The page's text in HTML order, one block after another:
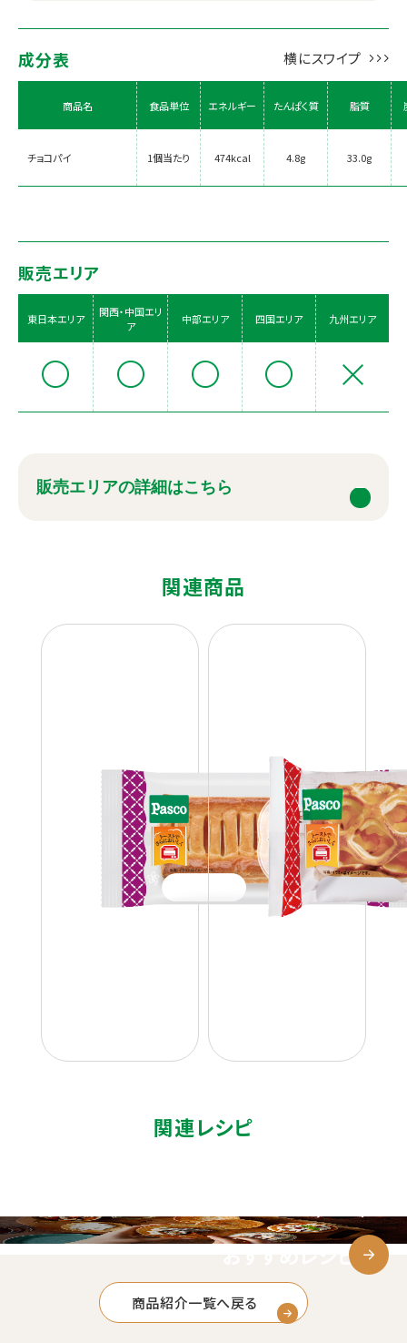
成分表
商品名 食品単位 エネルギー たんぱく質 脂質
チョコパイ 1個当たり 474kcal 4.8g 33.0g
販売エリア
東日本エリア
関西・中国エリ
ア
中部エリア 四国エリア 九州エリア
販売エリアの詳細はこちら
関連商品
関連レシピ
おすすめレシピ
商品紹介一覧へ戻る